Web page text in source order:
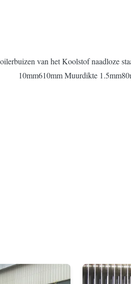
van het Koolstof naadloze
10mm610mm Muurdikte